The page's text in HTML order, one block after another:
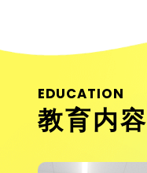
EDUCATION
教育内容